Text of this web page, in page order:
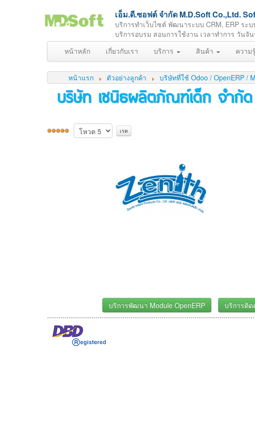
เอ็ม.ดี.ซอฟต์ จำกัด M.D.Soft Co.,Ltd.
บริการทำเว็บไซต์ พัฒนาระบบ CRM, ERP ระ
บริการอบรม สอนการใช้งาน เวลาทำการ วันจั
หน้าหลัก เกี่ยวกับเรา บริการ สินค้า ความรู้
หน้าแรก ตัวอย่างลูกค้า บริษัทที่ใช้ Odoo / OpenERP /
บริษัท เซนิธผลิตภัณฑ์เด็ก จำกัด
บริการพัฒนา Module OpenERP บริการติด